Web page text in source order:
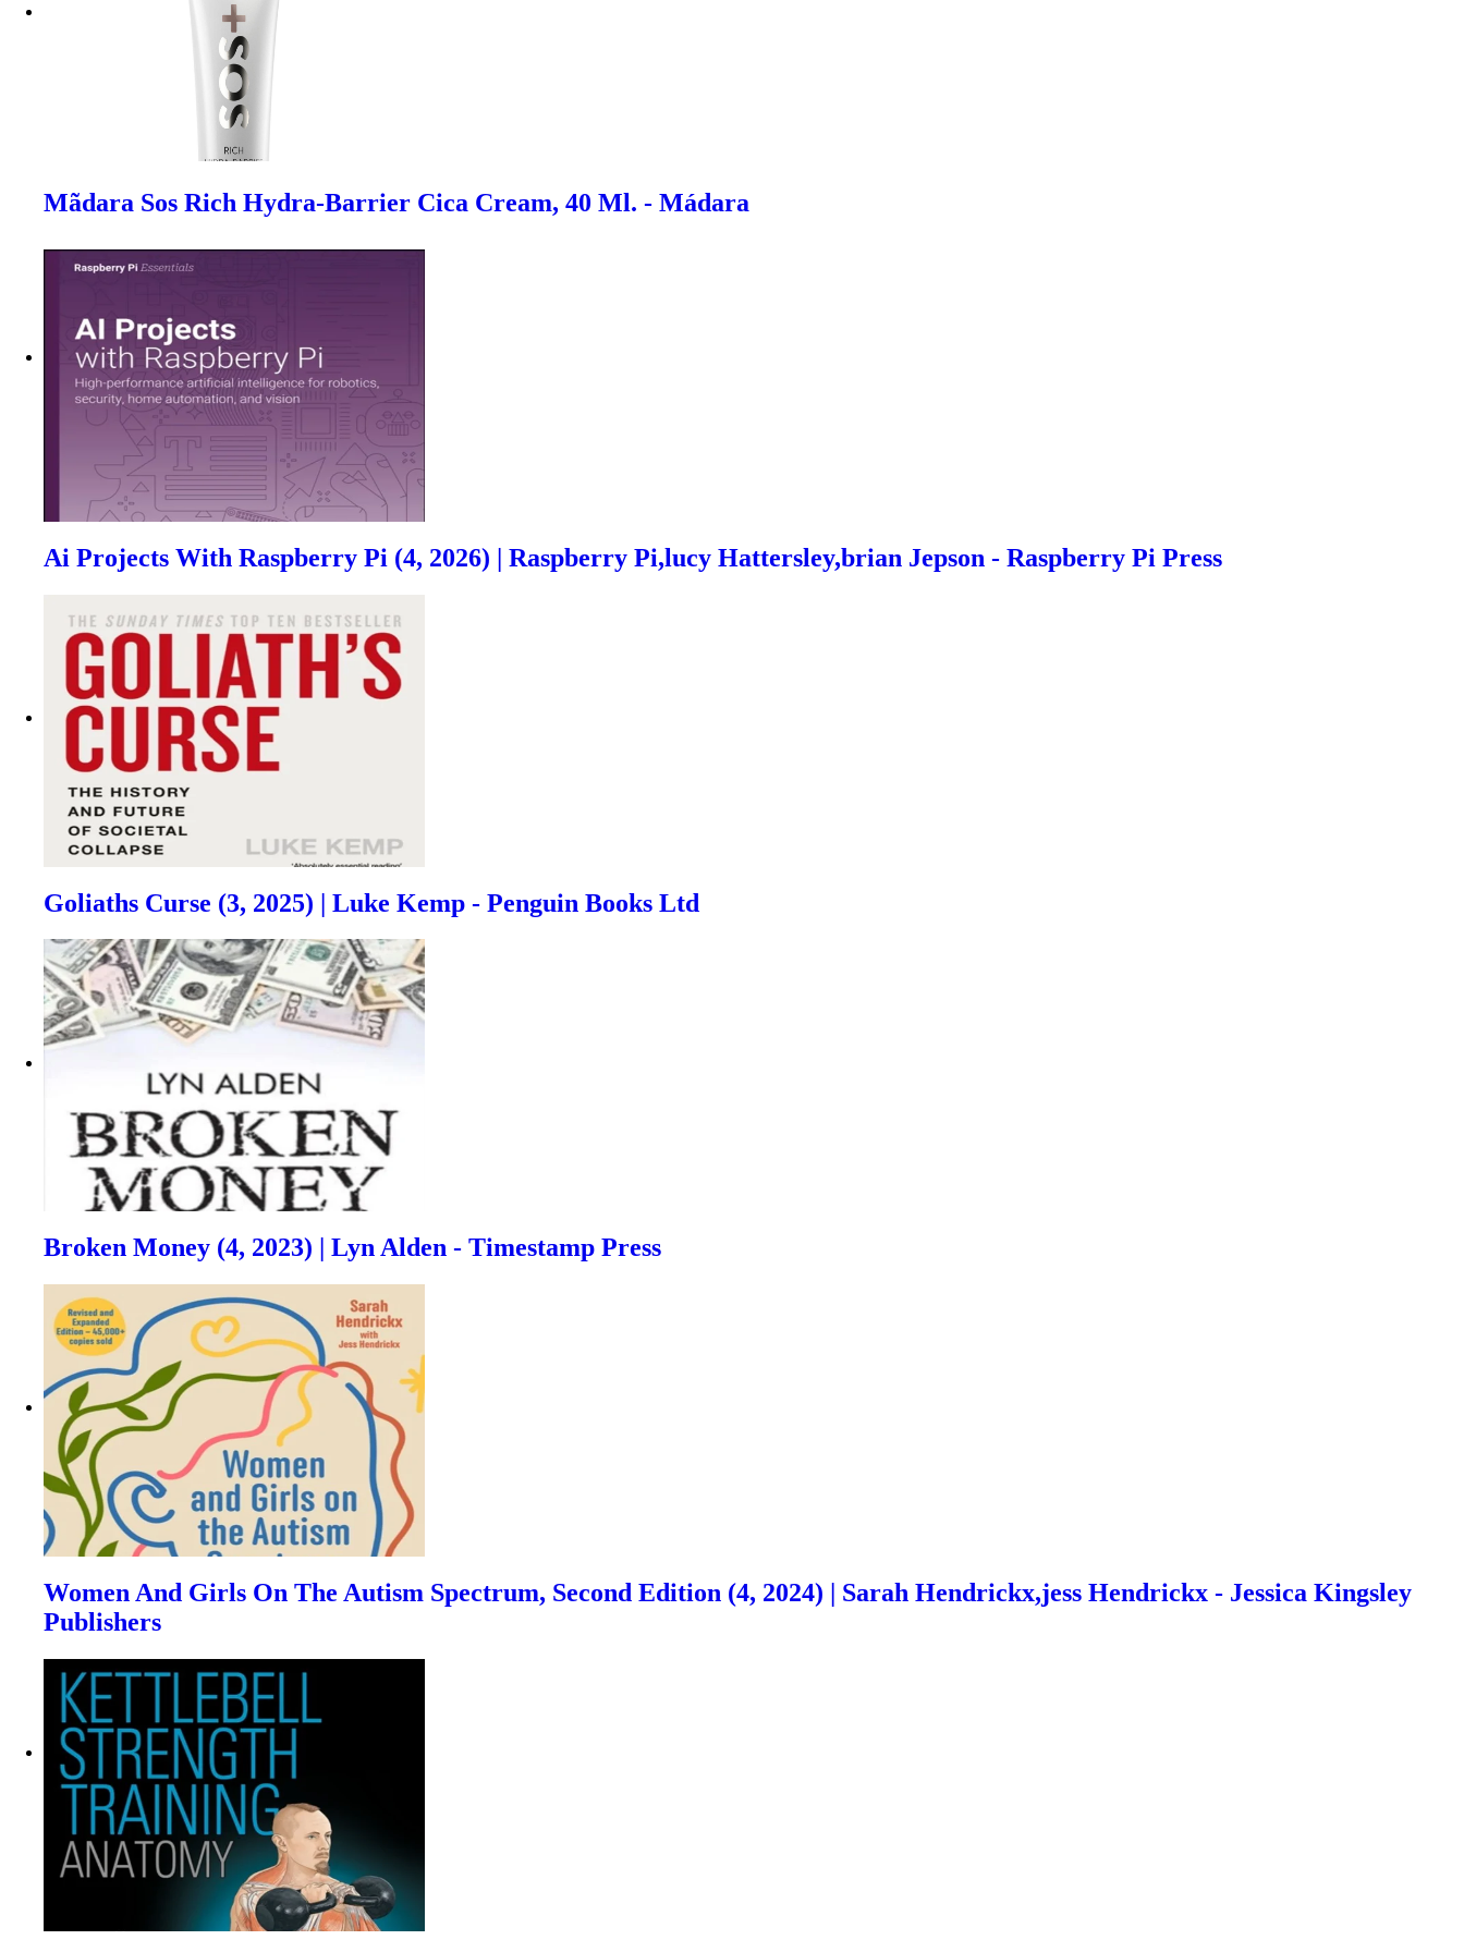
Mãdara Sos Rich Hydra-Barrier Cica Cream, 40 Ml. - Mádara
Ai Projects With Raspberry Pi (4, 2026) | Raspberry Pi,lucy Hattersley,brian Jepson - Raspberry Pi Press
Goliaths Curse (3, 2025) | Luke Kemp - Penguin Books Ltd
Broken Money (4, 2023) | Lyn Alden - Timestamp Press
Women And Girls On The Autism Spectrum, Second Edition (4, 2024) | Sarah Hendrickx,jess Hendrickx - Jessica Kingsley
Publishers